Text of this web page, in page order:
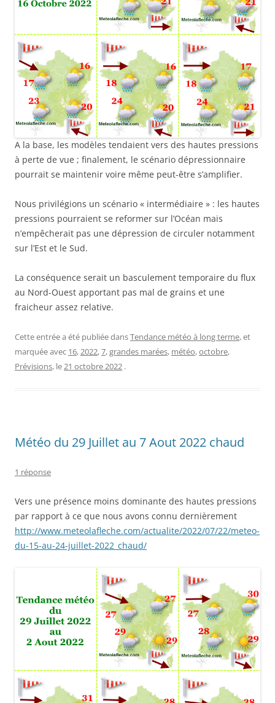
A la base, les modèles tendaient vers des hautes pressions
à perte de vue ; finalement, le scénario dépressionnaire
pourrait se maintenir voire même peut-être s’amplifier.
Nous privilégions un scénario « intermédiaire » : les hautes
pressions pourraient se reformer sur l’Océan mais
n’empêcherait pas une dépression de circuler notamment
sur l’Est et le Sud.
La conséquence serait un basculement temporaire du flux
au Nord-Ouest apportant pas mal de grains et une
fraicheur assez relative.
Cette entrée a été publiée dansTendance météo à long terme, et
marquée avec 16,2022,7,grandes marées, météo,octobre,
Prévisions, le21 octobre 2022 .
Météo du 29 Juillet au 7 Aout 2022 chaud
1 réponse
Vers une présence moins dominante des hautes pressions
par rapport à ce que nous avons connu dernièrement
http://www.meteolafleche.com/actualite/2022/07/22/meteo-
du-15-au-24-juillet-2022_chaud/